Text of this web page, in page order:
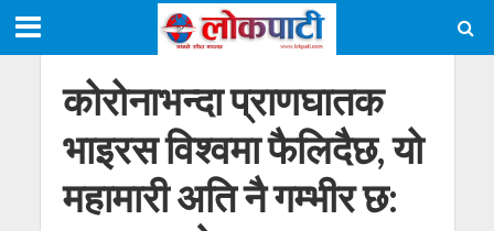
कोरोनाभन्दा प्राणघातक
भाइरस विश्वमा फैलिदैछ, यो
महामारी अति नै गम्भीर छ: